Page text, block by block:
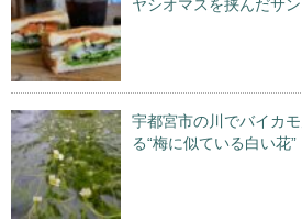
ヤシオマスを挟んだサ
宇都宮市の川でバイカ
る“梅に似ている白い花”